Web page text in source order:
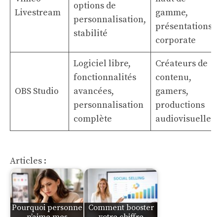
Livestream
options de
personnalisation,
stabilité
gamme,
présentations
corporate
OBS Studio
Logiciel libre,
fonctionnalités
avancées,
personnalisation
complète
Créateurs de
contenu,
gamers,
productions
audiovisuelles
Articles :
Pourquoi personne
Comment booster